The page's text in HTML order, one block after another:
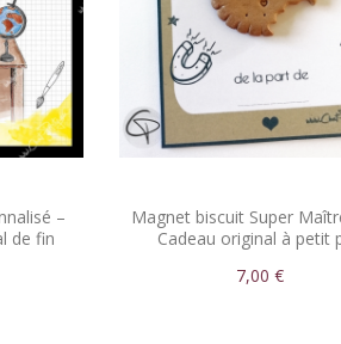
–
de fin
Magnet biscuit Super
Cadeau original à petit
7,00 €